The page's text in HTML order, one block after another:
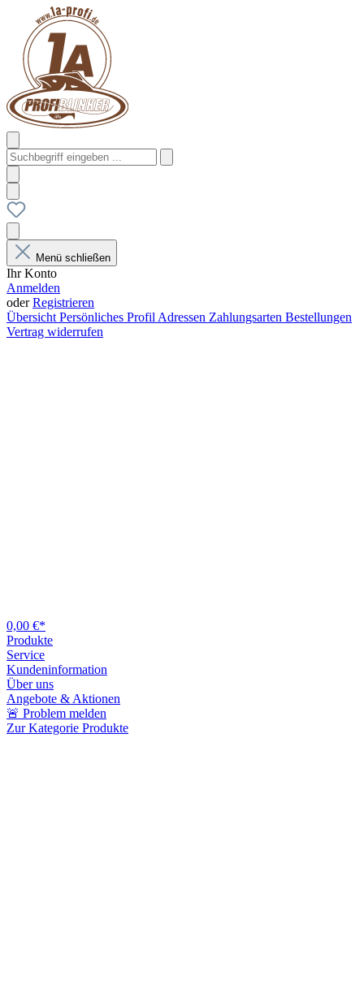
Menü schließen
Ihr Konto
Anmelden
oderRegistrieren
Übersicht Persönliches Profil Adressen Zahlungsarten Bestellungen
Vertrag widerrufen
0,00 €*
Produkte
Service
Kundeninformation
Über uns
Angebote & Aktionen
🚨 Problem melden
Zur Kategorie Produkte